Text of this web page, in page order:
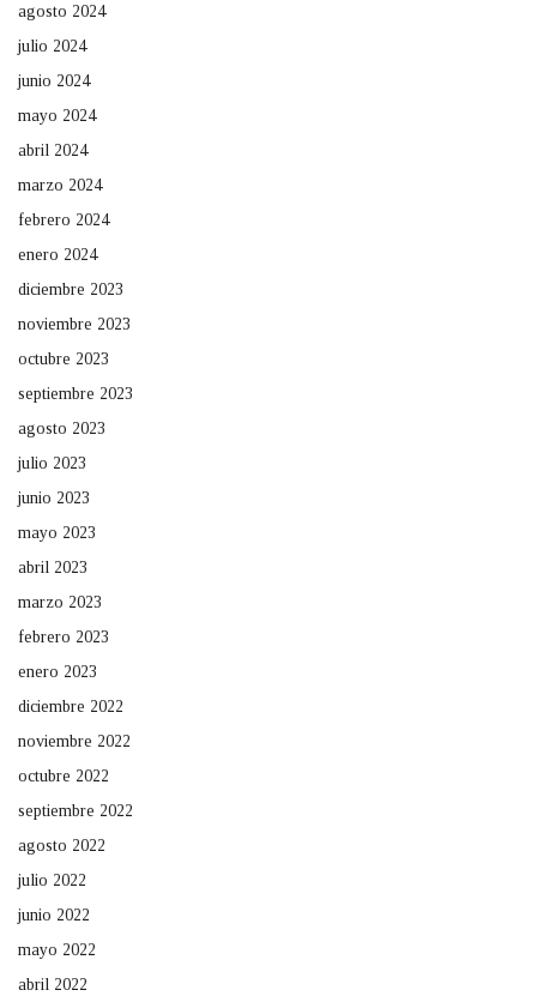
agosto 2024
julio 2024
junio 2024
mayo 2024
abril 2024
marzo 2024
febrero 2024
enero 2024
diciembre 2023
noviembre 2023
octubre 2023
septiembre 2023
agosto 2023
julio 2023
junio 2023
mayo 2023
abril 2023
marzo 2023
febrero 2023
enero 2023
diciembre 2022
noviembre 2022
octubre 2022
septiembre 2022
agosto 2022
julio 2022
junio 2022
mayo 2022
abril 2022